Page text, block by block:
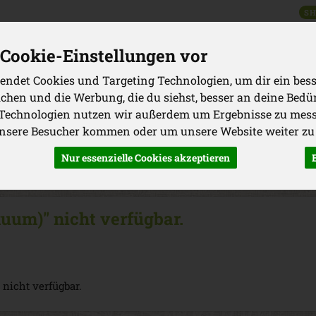
Einstellungen vor
Cookies und Targeting Technologien, um dir ein
und die Werbung, die du siehst, besser an deine
nutzen wir außerdem um Ergebnisse zu
Besucher kommen oder um unsere Website weiter
Nur essenzielle Cookies akzeptieren
Produkt
GRILLEN VORRATSKAMMER GETRÄNKE
Produkte Gemüse
nicht verfügbar.
verfügbar.